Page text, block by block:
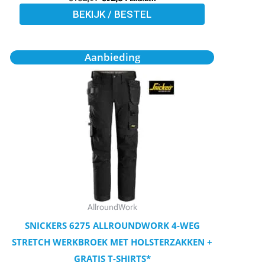
BEKIJK / BESTEL
Aanbieding
AllroundWork
SNICKERS 6275 ALLROUNDWORK 4-WEG
STRETCH WERKBROEK MET HOLSTERZAKKEN +
GRATIS T-SHIRTS*
Oorspronkelijke
prijs
was:
€119,71.
Huidige
prijs
is:
€107,51.
Dit
product
heeft
meerdere
variaties.
Deze
optie
kan
gekozen
worden
productpagina